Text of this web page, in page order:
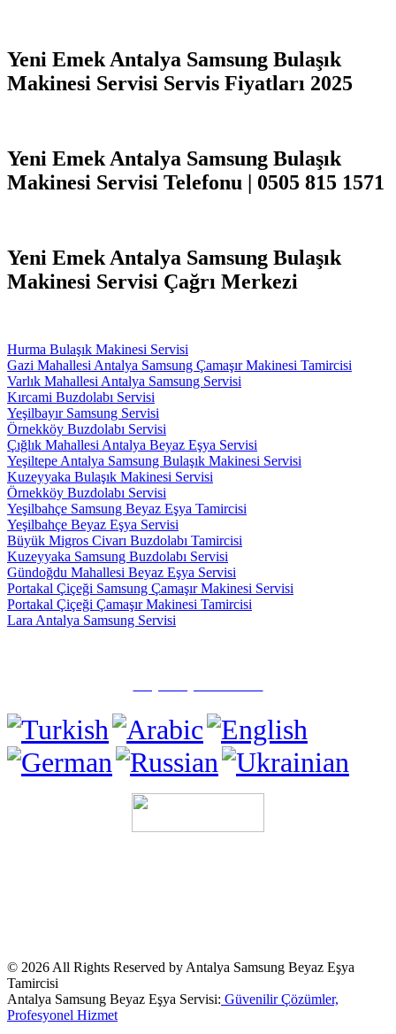
Yeni Emek Antalya Samsung Bulaşık
Makinesi Servisi Servis Fiyatları 2025
Yeni Emek Antalya Samsung Bulaşık
Makinesi Servisi Telefonu | 0505 815 1571
Yeni Emek Antalya Samsung Bulaşık
Makinesi Servisi Çağrı Merkezi
Hurma Bulaşık Makinesi Servisi
Gazi Mahallesi Antalya Samsung Çamaşır Makinesi Tamircisi
Varlık Mahallesi Antalya Samsung Servisi
Kırcami Buzdolabı Servisi
Yeşilbayır Samsung Servisi
Örnekköy Buzdolabı Servisi
Çığlık Mahallesi Antalya Beyaz Eşya Servisi
Yeşiltepe Antalya Samsung Bulaşık Makinesi Servisi
Kuzeyyaka Bulaşık Makinesi Servisi
Örnekköy Buzdolabı Servisi
Yeşilbahçe Samsung Beyaz Eşya Tamircisi
Yeşilbahçe Beyaz Eşya Servisi
Büyük Migros Civarı Buzdolabı Tamircisi
Kuzeyyaka Samsung Buzdolabı Servisi
Gündoğdu Mahallesi Beyaz Eşya Servisi
Portakal Çiçeği Samsung Çamaşır Makinesi Servisi
Portakal Çiçeği Çamaşır Makinesi Tamircisi
Lara Antalya Samsung Servisi
© 2026 All Rights Reserved by Antalya Samsung Beyaz Eşya
Tamircisi
Antalya Samsung Beyaz Eşya Servisi: Güvenilir Çözümler,
Profesyonel Hizmet